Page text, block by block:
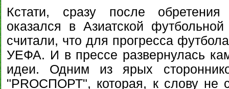
Кстати, сразу после обретения
оказался в Азиатской
считали, что для прогресса
УЕФА. И в прессе развернулась
идеи. Одним из ярых
"РRОСПОРТ", которая, к слову не